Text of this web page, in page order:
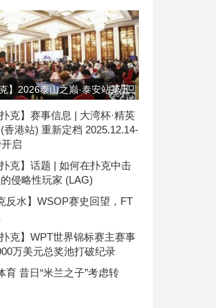
】2026泰山之巅·泰安站第五
体验，巅峰相见，复赛激战尘
王腾力压群雄登顶复赛之王，
成功突围闯入最终决赛圈！
扑克】赛事信息 | 大湾杯·精英
香港站) 重新定档 2025.12.14-
启
扑克】话题 | 如何在扑克中击
侵略性玩家 (LAG)
反水】WSOP赛史回望，FT
扑克】WPT世界锦标赛主赛事
万美元总奖池打破纪录
育 昔日“米兰之子”考虑转